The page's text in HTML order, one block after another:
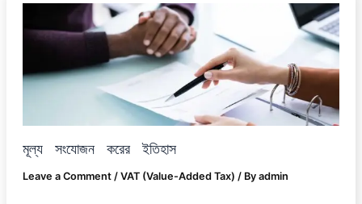
মূল্য সংযোজন করের ইতিহাস
Leave a Comment / VAT (Value-Added Tax) / By admin